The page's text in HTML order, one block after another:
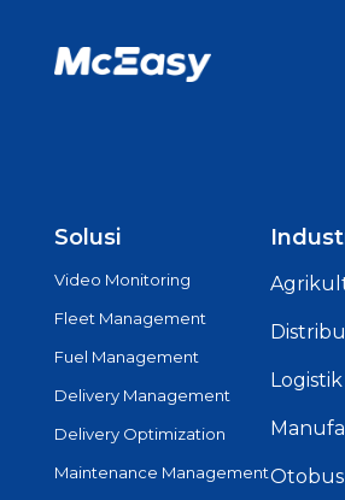
Solusi
Video Monitoring
Fleet Management
Fuel Management
Delivery Management
Delivery Optimization
Maintenance Management
Logistik
Otobus